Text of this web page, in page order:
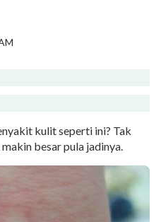
kulit seperti ini? Tak
besar pula jadinya.